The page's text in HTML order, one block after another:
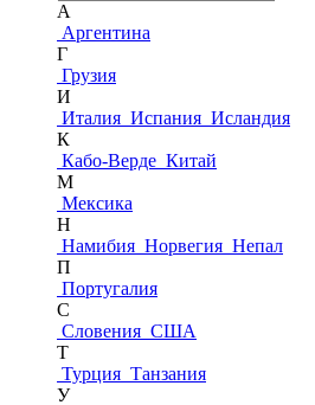
А
Аргентина
Г
Грузия
И
Италия Испания Исландия
К
Кабо-Верде Китай
М
Мексика
Н
Намибия Норвегия Непал
П
Португалия
С
Словения США
Т
Турция Танзания
У